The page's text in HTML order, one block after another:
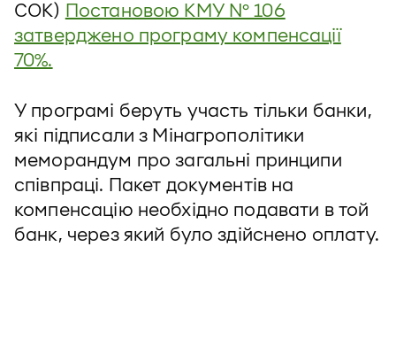
СОК) Постановою КМУ № 106
затверджено програму компенсації
70%.
У програмі беруть участь тільки банки,
які підписали з Мінагрополітики
меморандум про загальні принципи
співпраці. Пакет документів на
компенсацію необхідно подавати в той
банк, через який було здійснено оплату.